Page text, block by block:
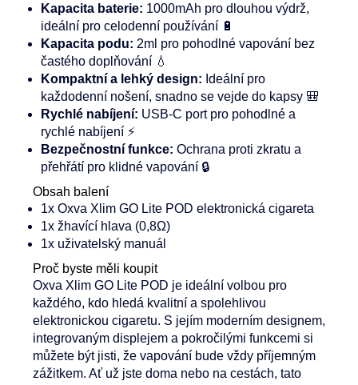
Kapacita baterie: 1000mAh pro dlouhou výdrž,
ideální pro celodenní používání 🔋
Kapacita podu: 2ml pro pohodlné vapování bez
častého doplňování 💧
Kompaktní a lehký design: Ideální pro
každodenní nošení, snadno se vejde do kapsy 🎒
Rychlé nabíjení: USB-C port pro pohodlné a
rychlé nabíjení ⚡
Bezpečnostní funkce: Ochrana proti zkratu a
přehřátí pro klidné vapování 🔒
Obsah balení
1x Oxva Xlim GO Lite POD elektronická cigareta
1x žhavící hlava (0,8Ω)
1x uživatelský manuál
Proč byste měli koupit
Oxva Xlim GO Lite POD je ideální volbou pro
každého, kdo hledá kvalitní a spolehlivou
elektronickou cigaretu. S jejím moderním designem,
integrovaným displejem a pokročilými funkcemi si
můžete být jisti, že vapování bude vždy příjemným
zážitkem. Ať už jste doma nebo na cestách, tato